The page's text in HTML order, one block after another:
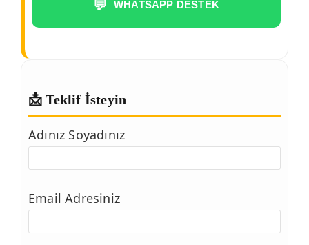
💬 WHATSAPP DESTEK
📩 Teklif İsteyin
Adınız Soyadınız
Email Adresiniz